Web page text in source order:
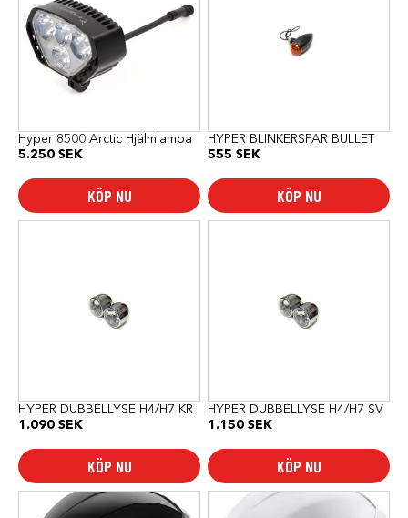
Hyper 8500 Arctic Hjälmlampa
5.250 SEK
KÖP NU
HYPER BLINKERSPAR BULLET
555 SEK
KÖP NU
HYPER DUBBELLYSE H4/H7 KR
1.090 SEK
KÖP NU
HYPER DUBBELLYSE H4/H7 SV
1.150 SEK
KÖP NU